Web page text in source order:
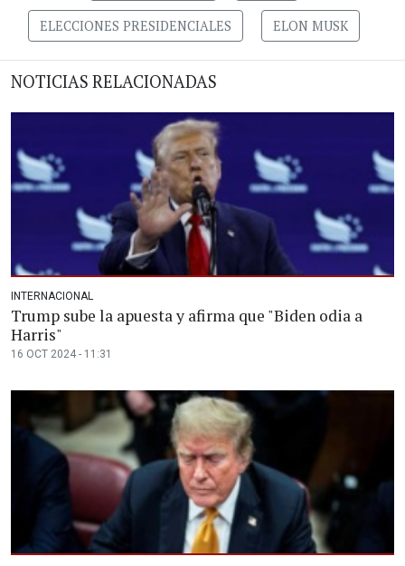
ELECCIONES PRESIDENCIALES ELON MUSK
NOTICIAS RELACIONADAS
INTERNACIONAL
Trump sube la apuesta y afirma que "Biden odia a
Harris"
16 OCT 2024 - 11:31